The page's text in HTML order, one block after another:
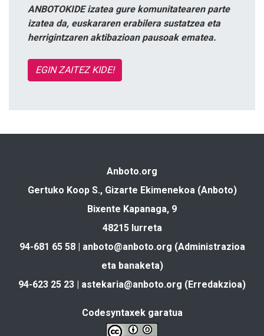
ANBOTOKIDE izatea gure komunitatearen parte
izatea da, euskararen erabilera sustatzea eta
herrigintzaren aktibazioan pausoak ematea.
EGIN ZAITEZ KIDE!
Anboto.org
Gertuko Koop S., Gizarte Ekimenekoa (Anboto)
Bixente Kapanaga, 9
48215 Iurreta
94-681 65 58 | anboto@anboto.org (Administrazioa
eta banaketa)
94-623 25 23 | astekaria@anboto.org (Erredakzioa)
Codesyntaxek garatua